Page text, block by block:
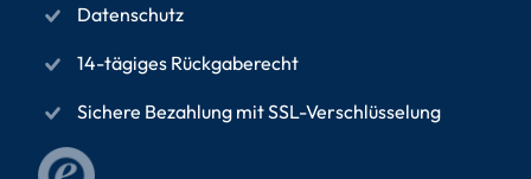
Datenschutz
14-tägiges Rückgaberecht
Sichere Bezahlung mit SSL-Verschlüsselung